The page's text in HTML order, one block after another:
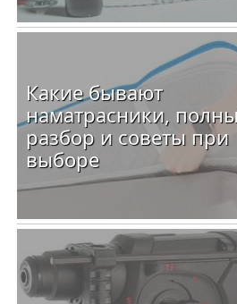
Какие бывают
наматрасники,
разбор и советы при
выборе